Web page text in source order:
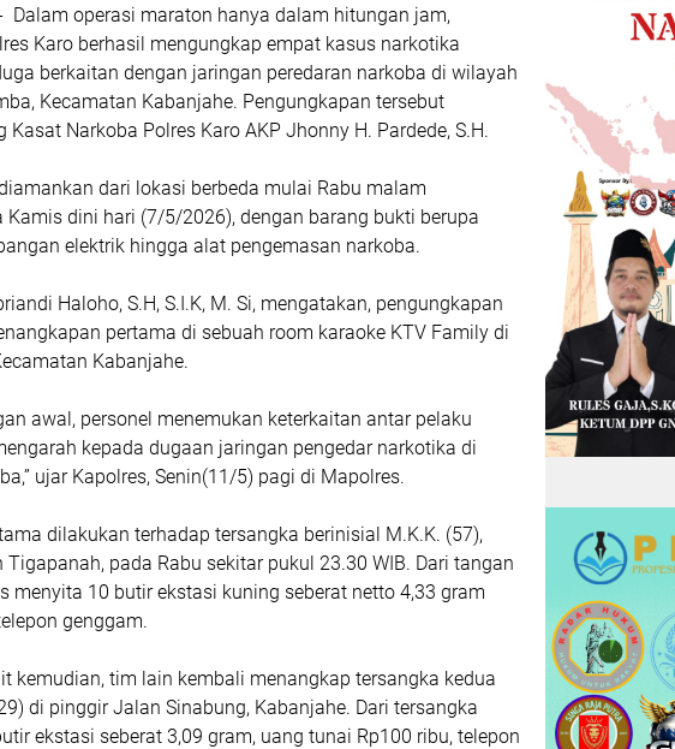
Dalam operasi maraton hanya dalam hitungan jam,
Karo berhasil mengungkap empat kasus narkotika
berkaitan dengan jaringan peredaran narkoba di wilayah
Kecamatan Kabanjahe. Pengungkapan tersebut
Narkoba Polres Karo AKP Jhonny H. Pardede, S.H.
dari lokasi berbeda mulai Rabu malam
dini hari (7/5/2026), dengan barang bukti berupa
elektrik hingga alat pengemasan narkoba.
Haloho, S.H, S.I.K, M. Si, mengatakan, pengungkapan
pertama di sebuah room karaoke KTV Family di
Kabanjahe.
awal, personel menemukan keterkaitan antar pelaku
kepada dugaan jaringan pengedar narkotika di
ujar Kapolres, Senin(11/5) pagi di Mapolres.
dilakukan terhadap tersangka berinisial M.K.K. (57),
pada Rabu sekitar pukul 23.30 WIB. Dari tangan
menyita 10 butir ekstasi kuning seberat netto 4,33 gram
genggam.
kemudian, tim lain kembali menangkap tersangka kedua
di pinggir Jalan Sinabung, Kabanjahe. Dari tersangka
ekstasi seberat 3,09 gram, uang tunai Rp100 ribu, telepon